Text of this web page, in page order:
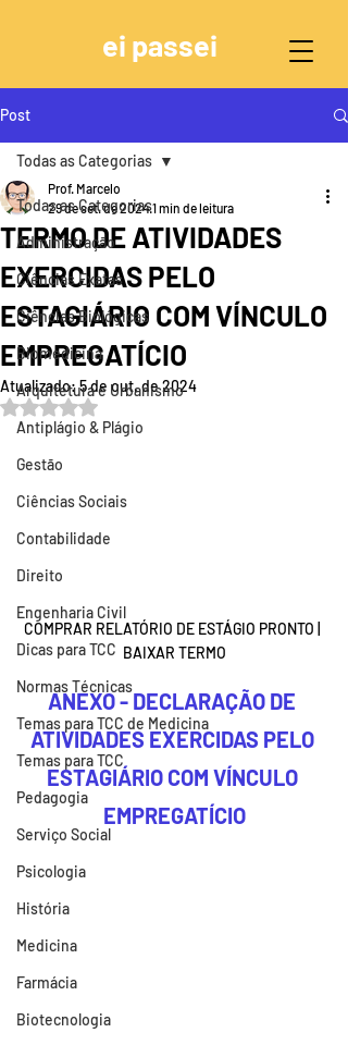
ei passei
Post
Todas as Categorias
Administração
Ciências Exatas
Ciências Biológicas
Biomedicina
Arquitetura e Urbanismo
Antiplágio & Plágio
Gestão
Ciências Sociais
Contabilidade
Direito
Engenharia Civil
Dicas para TCC
Normas Técnicas
Temas para TCC de Medicina
Temas para TCC
Pedagogia
Serviço Social
Psicologia
História
Medicina
Farmácia
Biotecnologia
Todas as Categorias
TERMO DE ATIVIDADES
EXERCIDAS PELO
ESTAGIÁRIO COM VÍNCULO
EMPREGATÍCIO
Prof. Marcelo
29 de set. de 20241 min de leitura
Atualizado:5 de out. de 2024
Avaliado com NaN de 5 estrelas.
COMPRAR RELATÓRIO DE ESTÁGIO PRONTO |
BAIXAR TERMO
ANEXO - DECLARAÇÃO DE
ATIVIDADES EXERCIDAS PELO
ESTAGIÁRIO COM VÍNCULO
EMPREGATÍCIO